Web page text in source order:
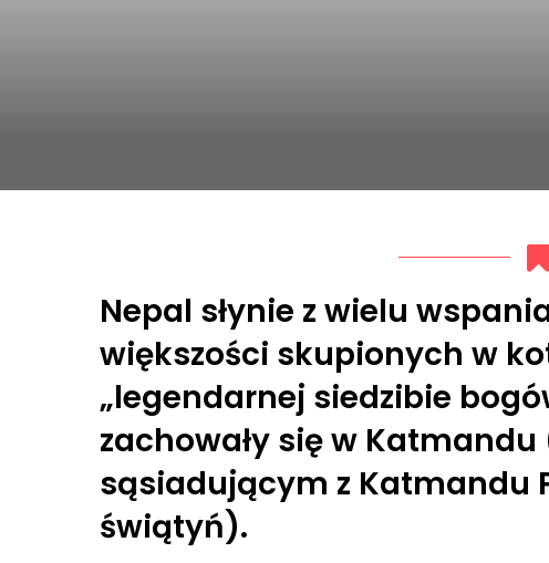
Nepal słynie z wielu
większości skupionych w
„legendarnej siedzibie
zachowały się w
sąsiadującym z Katmandu
świątyń).